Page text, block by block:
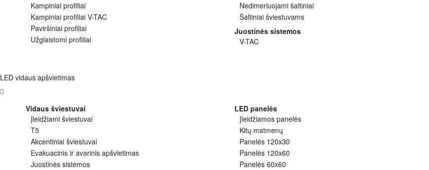
Kampiniai profiliai
Kampiniai profiliai V-TAC
Paviršiniai profiliai
Užglaistomi profiliai
Nedimeriuojami šaltiniai
Šaltiniai šviestuvams
Juostinės sistemos
V-TAC
LED vidaus apšvietimas
Vidaus šviestuvai
Įleidžiami šviestuvai
T5
Akcentiniai šviestuvai
Evakuacinis ir avarinis apšvietimas
Juostinės sistemos
LED panelės
Įleidžiamos panelės
Kitų matmenų
Panelės 120x30
Panelės 120x60
Panelės 60x60